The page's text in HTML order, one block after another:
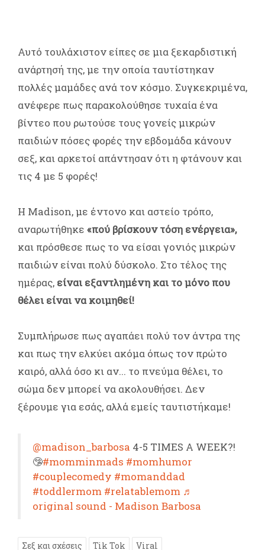
Αυτό τουλάχιστον είπες σε μια ξεκαρδιστική
ανάρτησή της, με την οποία ταυτίστηκαν
πολλές μαμάδες ανά τον κόσμο. Συγκεκριμένα,
ανέφερε πως παρακολούθησε τυχαία ένα
βίντεο που ρωτούσε τους γονείς μικρών
παιδιών πόσες φορές την εβδομάδα κάνουν
σεξ, και αρκετοί απάντησαν ότι η φτάνουν και
τις 4 με 5 φορές!
Η Madison, με έντονο και αστείο τρόπο,
αναρωτήθηκε «πού βρίσκουν τόση ενέργεια»,
και πρόσθεσε πως το να είσαι γονιός μικρών
παιδιών είναι πολύ δύσκολο. Στο τέλος της
ημέρας, είναι εξαντλημένη και το μόνο που
θέλει είναι να κοιμηθεί!
Συμπλήρωσε πως αγαπάει πολύ τον άντρα της
και πως την ελκύει ακόμα όπως τον πρώτο
καιρό, αλλά όσο κι αν... το πνεύμα θέλει, το
σώμα δεν μπορεί να ακολουθήσει. Δεν
ξέρουμε για εσάς, αλλά εμείς ταυτιστήκαμε!
@madison_barbosa 4-5 TIMES A WEEK?!
🤥#momminmads #momhumor
#couplecomedy #momanddad
#toddlermom #relatablemom ♬
original sound - Madison Barbosa
Σεξ και σχέσεις Tik Tok Viral